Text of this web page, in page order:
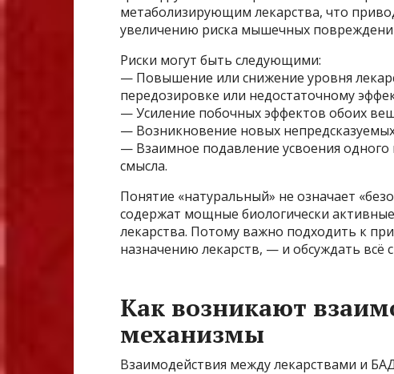
метаболизирующим лекарства, что
увеличению риска мышечных
Риски могут быть следующими:
— Повышение или снижение уровня
передозировке или недостаточному
— Усиление побочных эффектов обоих
— Возникновение новых
— Взаимное подавление усвоения
смысла.
Понятие «натуральный» не означает
содержат мощные биологически
лекарства. Потому важно подходить к
назначению лекарств, — и обсуждать
Как возникают
механизмы
Взаимодействия между лекарствами и